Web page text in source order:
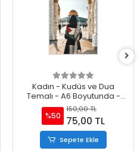
Kadın - Kudüs ve Dua
Temalı - A6 Boyutunda -
Spiralli - Hediyelik Defter -
Çizgili
%50
150,00 TL
75,00 TL
Sepete Ekle